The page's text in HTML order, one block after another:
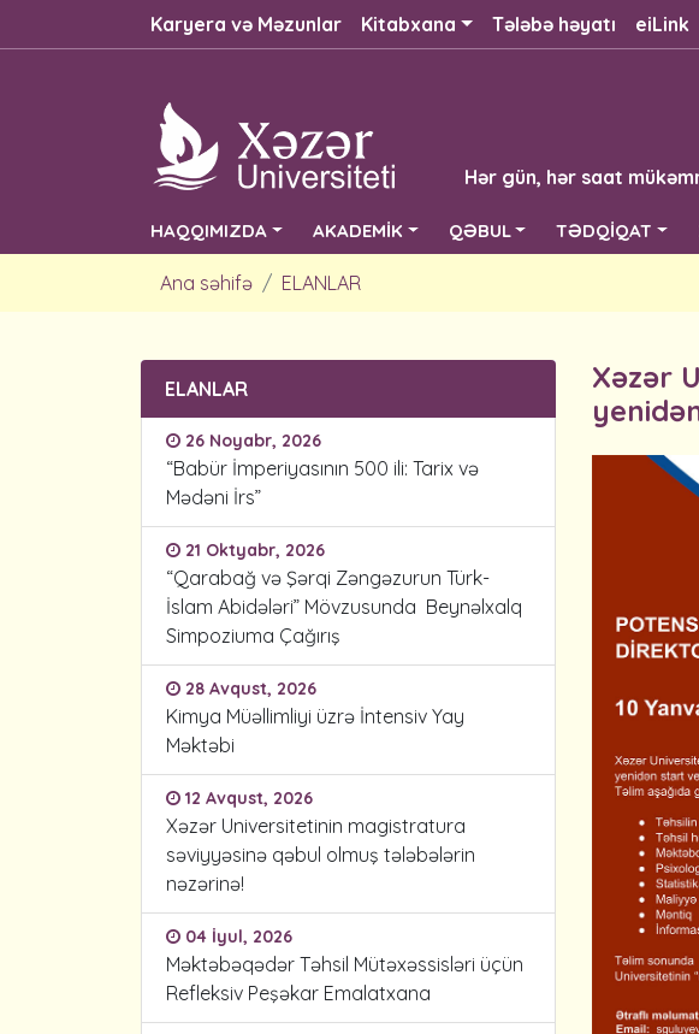
Karyera və Məzunlar Kitabxana Tələbə həyatı eiLink
Hər gün, hər saat
HAQQIMIZDA AKADEMİK QƏBUL TƏDQİQAT
Ana səhifə ELANLAR
ELANLAR
26 Noyabr, 2026
“Babür İmperiyasının 500 ili: Tarix və
Mədəni İrs”
21 Oktyabr, 2026
“Qarabağ və Şərqi Zəngəzurun Türk-
İslam Abidələri” Mövzusunda Beynəlxalq
Simpoziuma Çağırış
28 Avqust, 2026
Kimya Müəllimliyi üzrə İntensiv Yay
Məktəbi
12 Avqust, 2026
Xəzər Universitetinin magistratura
səviyyəsinə qəbul olmuş tələbələrin
nəzərinə!
04 İyul, 2026
Məktəbəqədər Təhsil Mütəxəssisləri üçün
Refleksiv Peşəkar Emalatxana
Xəzər